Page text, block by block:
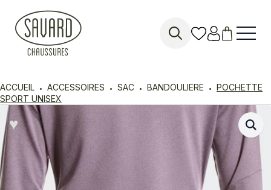
ACCUEIL ACCESSOIRES SAC BANDOULIERE
POCHETTE
SPORT UNISEX
♥︎